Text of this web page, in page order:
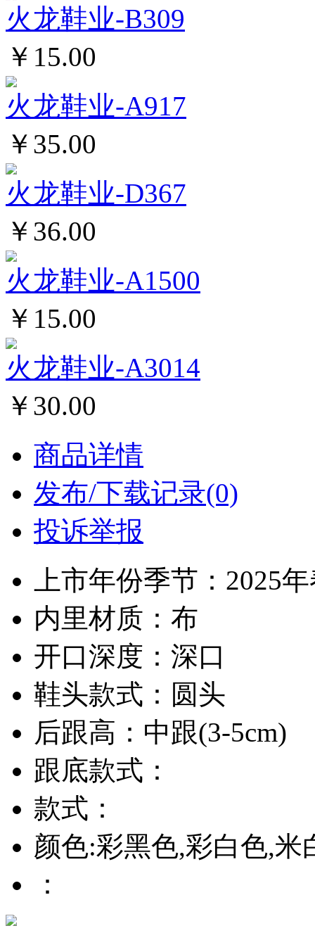
火龙鞋业-B309
￥15.00
火龙鞋业-A917
￥35.00
火龙鞋业-D367
￥36.00
火龙鞋业-A1500
￥15.00
火龙鞋业-A3014
￥30.00
商品详情
发布/下载记录(0)
投诉举报
上市年份季节：2025
内里材质：布
开口深度：深口
鞋头款式：圆头
后跟高：中跟(3-5cm)
跟底款式：
款式：
颜色:彩黑色,彩白色,米
：